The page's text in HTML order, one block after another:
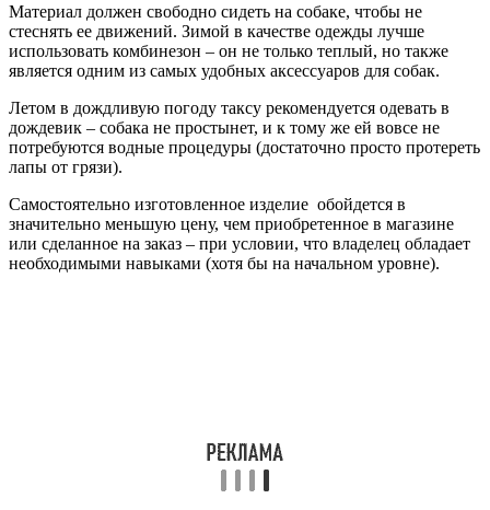
Материал должен свободно сидеть на собаке, чтобы не
стеснять ее движений. Зимой в качестве одежды лучше
использовать комбинезон – он не только теплый, но также
является одним из самых удобных аксессуаров для собак.
Летом в дождливую погоду таксу рекомендуется одевать в
дождевик – собака не простынет, и к тому же ей вовсе не
потребуются водные процедуры (достаточно просто протереть
лапы от грязи).
Самостоятельно изготовленное изделие обойдется в
значительно меньшую цену, чем приобретенное в магазине
или сделанное на заказ – при условии, что владелец обладает
необходимыми навыками (хотя бы на начальном уровне).